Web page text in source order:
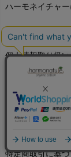
ぬくぐるみ工
Haruulala（ハ
Pantyliners
PeopleTree（
plantia（プラ
PRISTINE（プ
fromF（フロム
maggies（マ
MAINIO（マイ
MATONA（マ
maxomorra（
mini rodini（ミ
Molo（モロ）
nadadelazos
配送と送料chevron_right
在庫状況と発送
サイズ・寸法
お手入れについ
ハーモネイチャ
オーガニックコッ
個人情報取り扱
環境への取り組み
こんせぷと1999
特定商取引に基